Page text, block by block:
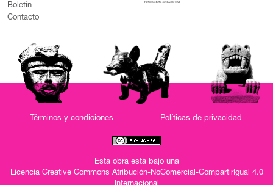
Boletín
Contacto
Términos y condiciones Políticas de privacidad
Esta obra está bajo una
Licencia Creative Commons Atribución-NoComercial-CompartirIgual 4.0